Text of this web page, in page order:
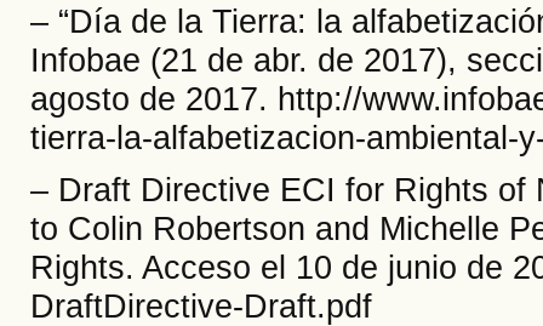
– “Día de la Tierra: la
Infobae (21 de abr. de 2017),
agosto de 2017. http://
tierra-la-alfabetizacion-ambiental-
– Draft Directive ECI for Rights of
to Colin Robertson and Michelle
Rights. Acceso el 10 de junio de
DraftDirective-Draft.pdf